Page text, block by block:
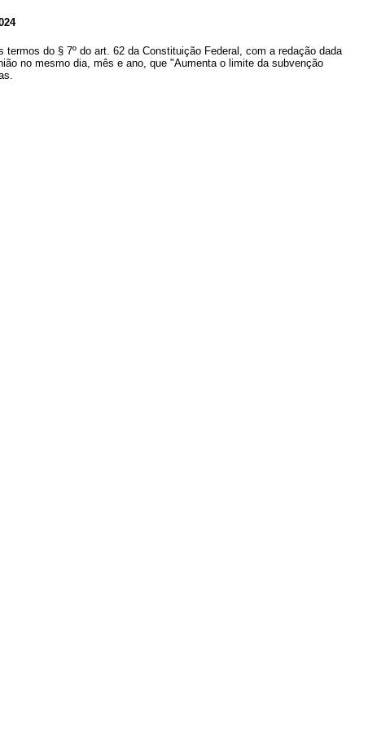
do § 7º do art. 62 da Constituição Federal, com a redação dada
no mesmo dia, mês e ano, que "Aumenta o limite da subvenção